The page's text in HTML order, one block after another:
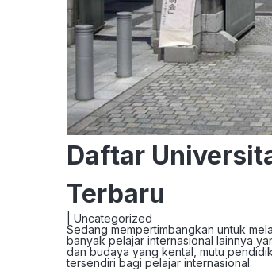
Daftar
Terbaru
Uncategorized
Sedang mempertimbangkan untuk
banyak pelajar internasional lainnya
dan budaya yang kental, mutu
tersendiri bagi pelajar internasional.